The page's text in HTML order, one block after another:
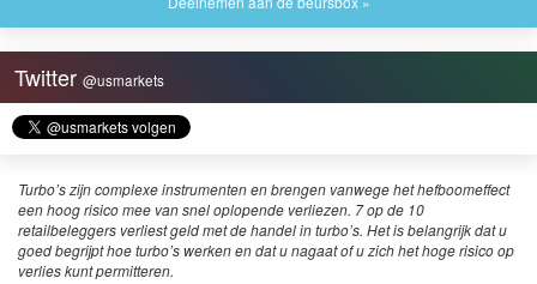
Twitter @usmarkets
Turbo’s zijn complexe instrumenten en brengen vanwege het hefboomeffect
een hoog risico mee van snel oplopende verliezen. 7 op de 10
retailbeleggers verliest geld met de handel in turbo’s. Het is belangrijk dat u
goed begrijpt hoe turbo’s werken en dat u nagaat of u zich het hoge risico op
verlies kunt permitteren.